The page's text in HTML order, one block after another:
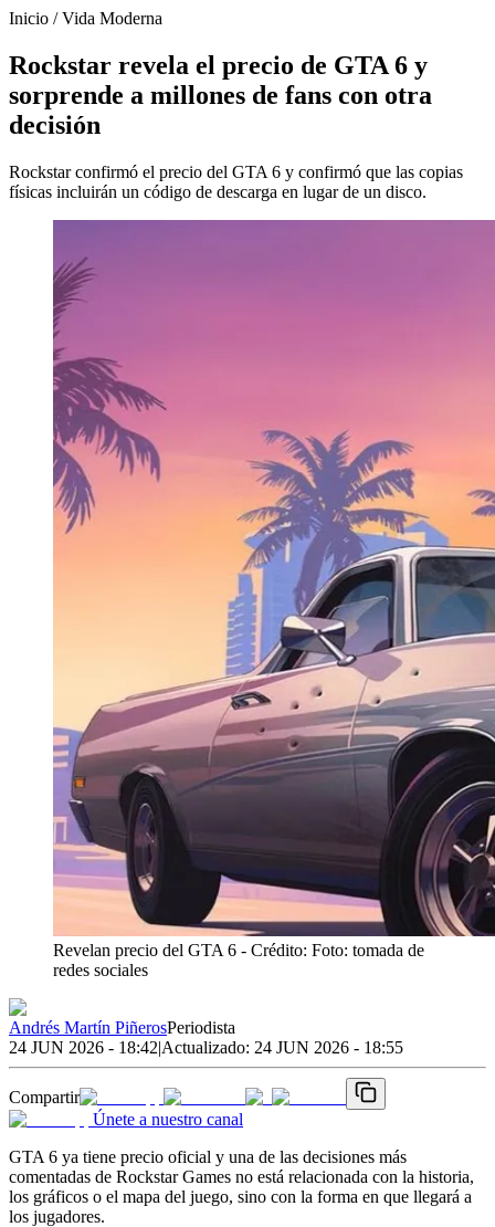
Inicio /Vida Moderna
Rockstar revela el precio de GTA 6 y
sorprende a millones de fans con otra
decisión
Rockstar confirmó el precio del GTA 6 y confirmó que las copias
físicas incluirán un código de descarga en lugar de un disco.
Revelan precio del GTA 6 - Crédito: Foto: tomada de
redes sociales
Andrés Martín PiñerosPeriodista
24 JUN 2026 - 18:42|Actualizado: 24 JUN 2026 - 18:55
Compartir
Únete a nuestro canal
GTA 6 ya tiene precio oficial y una de las decisiones más
comentadas de Rockstar Games no está relacionada con la historia,
los gráficos o el mapa del juego, sino con la forma en que llegará a
los jugadores.